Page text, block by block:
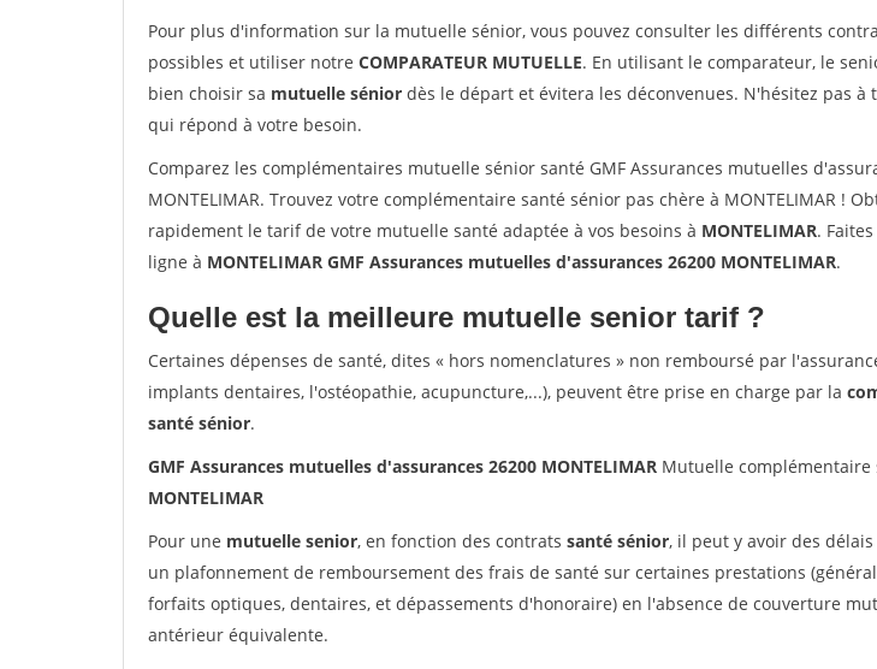
Pour plus d'information sur la mutuelle sénior, vous pouvez consulter les différents
possibles et utiliser notre COMPARATEUR MUTUELLE. En utilisant le comparateur, le
bien choisir sa mutuelle sénior dès le départ et évitera les déconvenues. N'hésitez pas à
qui répond à votre besoin.
Comparez les complémentaires mutuelle sénior santé GMF Assurances mutuelles
MONTELIMAR. Trouvez votre complémentaire santé sénior pas chère à MONTELIMAR !
rapidement le tarif de votre mutuelle santé adaptée à vos besoins à MONTELIMAR.
ligne à MONTELIMAR GMF Assurances mutuelles d'assurances 26200 MONTELIMAR.
Quelle est la meilleure mutuelle senior tarif ?
Certaines dépenses de santé, dites « hors nomenclatures » non remboursé par
implants dentaires, l'ostéopathie, acupuncture,...), peuvent être prise en charge par la
santé sénior.
GMF Assurances mutuelles d'assurances 26200 MONTELIMAR Mutuelle complémentaire
MONTELIMAR
Pour une mutuelle senior, en fonction des contrats santé sénior, il peut y avoir des
un plafonnement de remboursement des frais de santé sur certaines prestations
forfaits optiques, dentaires, et dépassements d'honoraire) en l'absence de couverture
antérieur équivalente.